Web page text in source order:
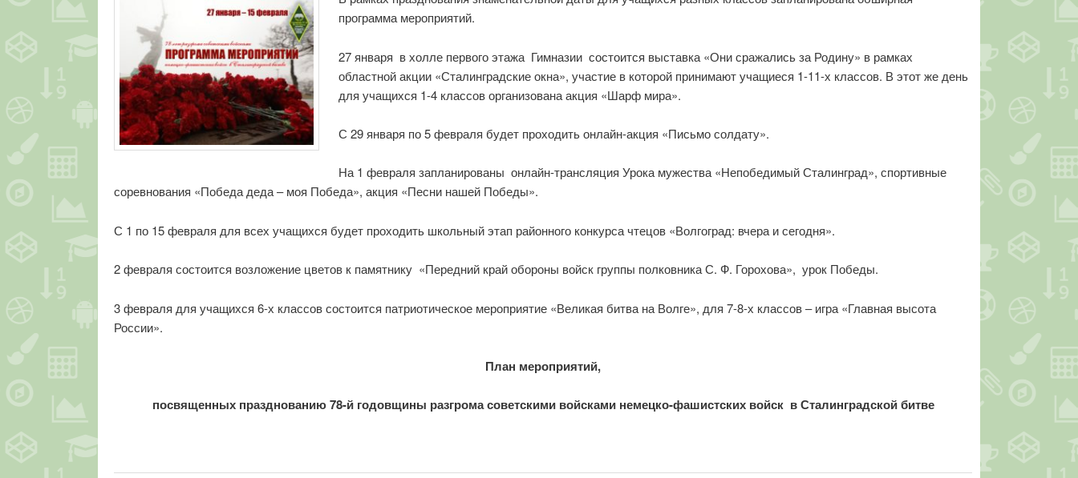
программа мероприятий.
27 января в холле первого этажа Гимназиисостоится выставка «Они сражались за Родину» в рамках
областной акции «Сталинградские окна», участие в которой принимают учащиеся 1-11-х классов. В этот же день
для учащихся 1-4 классов организована акция «Шарф мира».
С 29 января по 5 февраля будет проходить онлайн-акция «Письмо солдату».
На 1 февраля запланированы онлайн-трансляция Урока мужества «Непобедимый Сталинград», спортивные
соревнования «Победа деда – моя Победа», акция «Песни нашей Победы».
С 1 по 15 февраля для всех учащихся будет проходить школьный этап районного конкурса чтецов «Волгоград: вчера и сегодня».
2 февраля состоится возложение цветов к памятнику «Передний край обороны войск группы полковника С. Ф. Горохова», урок Победы.
3 февраля для учащихся 6-х классов состоится патриотическое мероприятие «Великая битва на Волге», для 7-8-х классов – игра «Главная высота
России».
План мероприятий,
посвященных празднованию 78-й годовщины разгрома советскими войсками немецко-фашистских войск в Сталинградской битве